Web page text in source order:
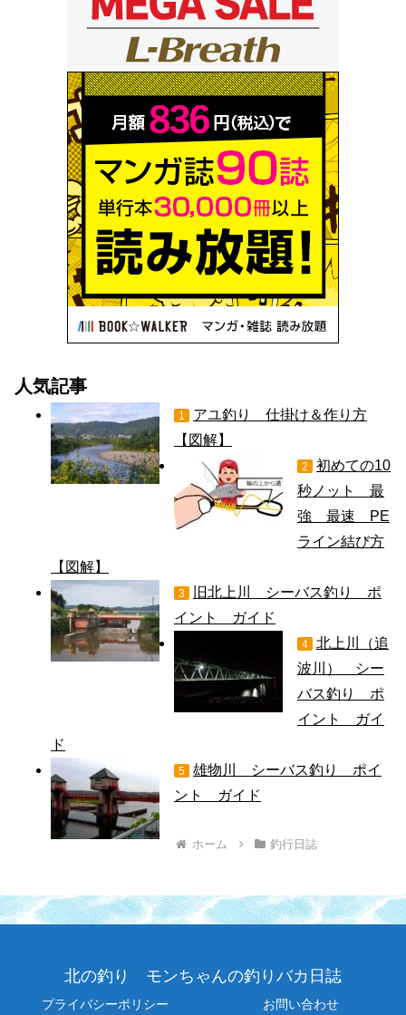
人気記事
1
アユ釣り 仕掛け＆作り方
【図解】
2
初めての10
秒ノット 最
強 最速 PE
ライン結び方
【図解】
3
旧北上川 シーバス釣り ポ
イント ガイド
4
北上川（追
波川） シー
バス釣り ポ
イント ガイ
ド
5
雄物川 シーバス釣り ポイ
ント ガイド
ホーム 釣行日誌
北の釣り モンちゃんの釣りバカ日誌
プライバシーポリシー お問い合わせ